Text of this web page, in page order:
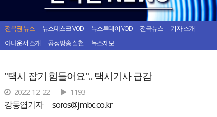
전북권 뉴스 뉴스데스크 VOD 뉴스투데이 VOD 전국뉴스
기자 소개
아나운서 소개
공정방송 실천 뉴스제보
"택시 잡기 힘들어요".. 택시기사 급감
2022-12-22 1193
강동엽기자 soros@jmbc.co.kr